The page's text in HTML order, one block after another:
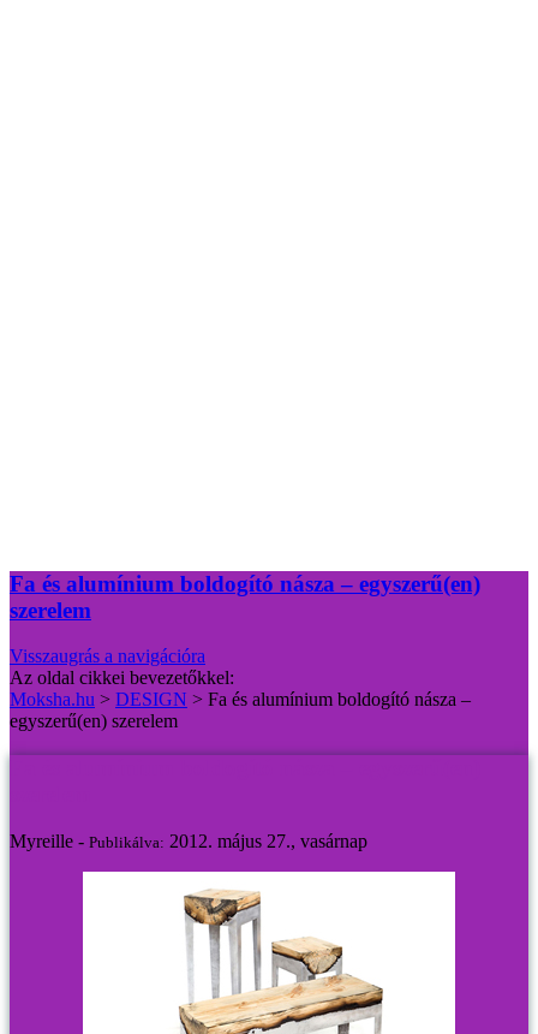
Fa és alumínium boldogító násza – egyszerű(en)
szerelem
Visszaugrás a navigációra
Az oldal cikkei bevezetőkkel:
Moksha.hu > DESIGN > Fa és alumínium boldogító násza –
egyszerű(en) szerelem
Myreille - Publikálva: 2012. május 27., vasárnap